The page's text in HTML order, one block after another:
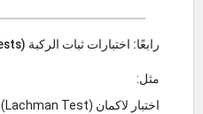
رابعًا: اختبارات ثبات الركبة (Ligament Tests)
مثل:
اختبار لاكمان (Lachman Test)